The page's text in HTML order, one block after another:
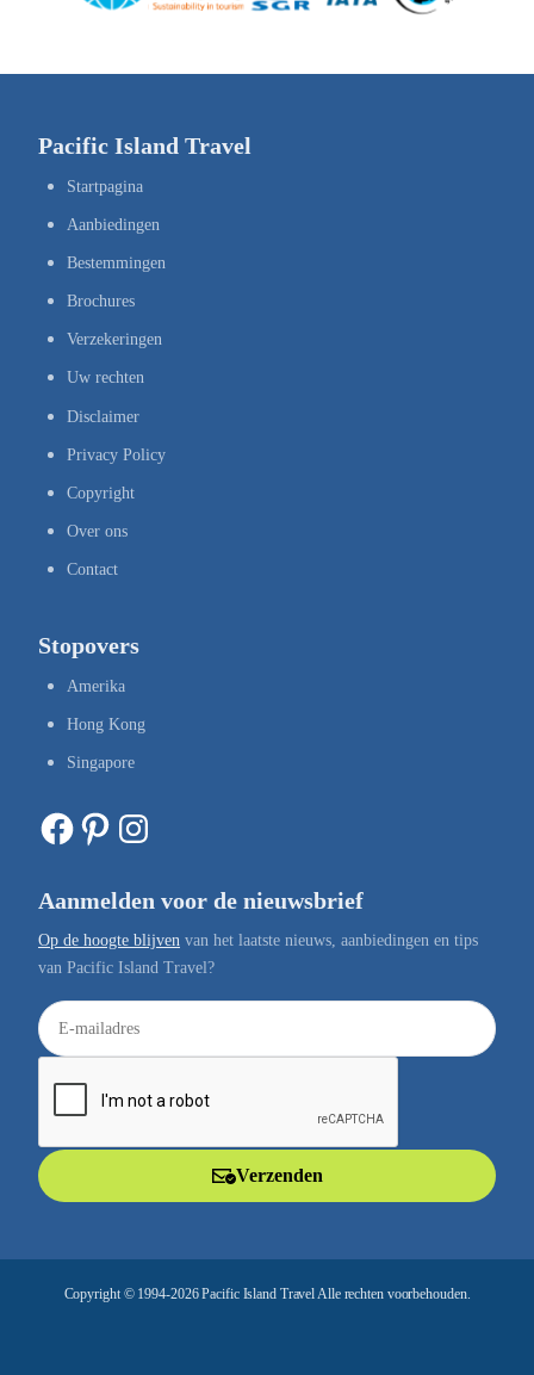
Pacific Island Travel
Startpagina
Aanbiedingen
Bestemmingen
Brochures
Verzekeringen
Uw rechten
Disclaimer
Privacy Policy
Copyright
Over ons
Contact
Stopovers
Amerika
Hong Kong
Singapore
Facebook Pinterest Instagram
Aanmelden voor de nieuwsbrief
Op de hoogte blijven van het laatste nieuws, aanbiedingen en tips
van Pacific Island Travel?
E
-
a
Verzenden
Copyright © 1994-2026 Pacific Island Travel Alle rechten voorbehouden.